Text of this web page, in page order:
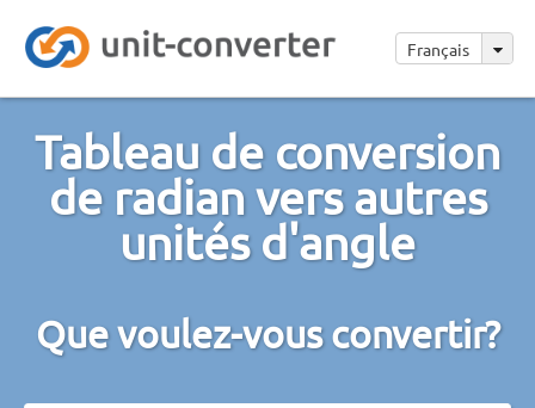
Français
Tableau de conversion
de radian vers autres
unités d'angle
Que voulez-vous convertir?